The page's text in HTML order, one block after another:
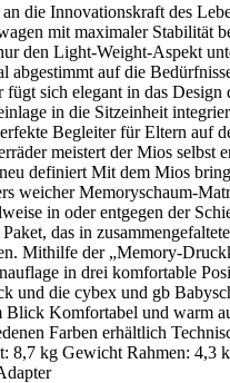
die Innovationskraft des
mit maximaler Stabilität
den Light-Weight-Aspekt
auf die
sich elegant in das
in die Sitzeinheit
Begleiter für Eltern auf
meistert der Mios
definiert Mit dem Mios
Memoryschaum-
in oder entgegen der
das in
Mithilfe der „Memory-
in drei komfortable
und die cybex und gb
Komfortabel und warm
Farben erhältlich
kg Gewicht Rahmen: